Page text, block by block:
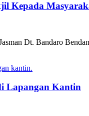
Kepada
Dt. Bandaro
Lapangan Kantin